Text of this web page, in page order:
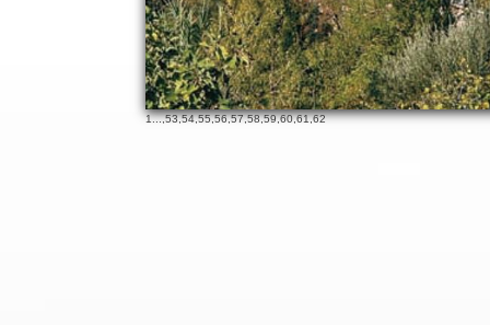
1...,53,54,55,56,57,58,59,60,61,62